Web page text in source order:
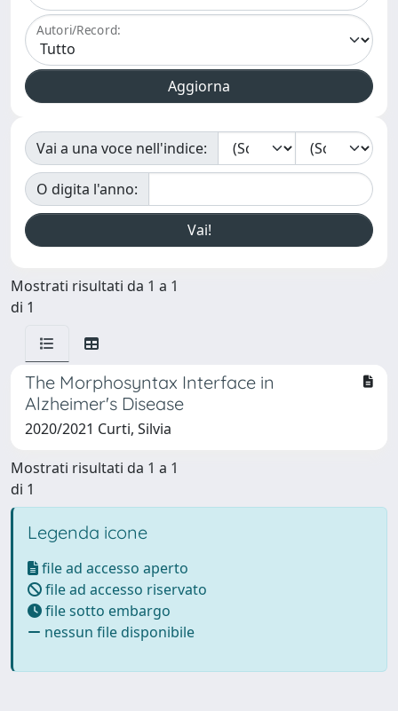
Autori/Record:
Vai a una voce nell'indice:
O digita l'anno:
Mostrati risultati da 1 a 1
di 1
The Morphosyntax Interface in
Alzheimer's Disease
2020/2021 Curti, Silvia
Mostrati risultati da 1 a 1
di 1
Legenda icone
file ad accesso aperto
file ad accesso riservato
file sotto embargo
nessun file disponibile